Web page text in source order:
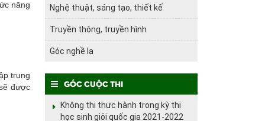
năng
trung
được
Nghệ thuật, sáng tạo, thiết kế
Truyền thông, truyền hình
Góc nghề lạ
Góc cuộc thi
Không thi thực hành trong kỳ thi
học sinh giỏi quốc gia 2021-2022